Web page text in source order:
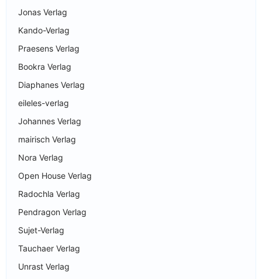
Jonas Verlag
Kando-Verlag
Praesens Verlag
Bookra Verlag
Diaphanes Verlag
eileles-verlag
Johannes Verlag
mairisch Verlag
Nora Verlag
Open House Verlag
Radochla Verlag
Pendragon Verlag
Sujet-Verlag
Tauchaer Verlag
Unrast Verlag